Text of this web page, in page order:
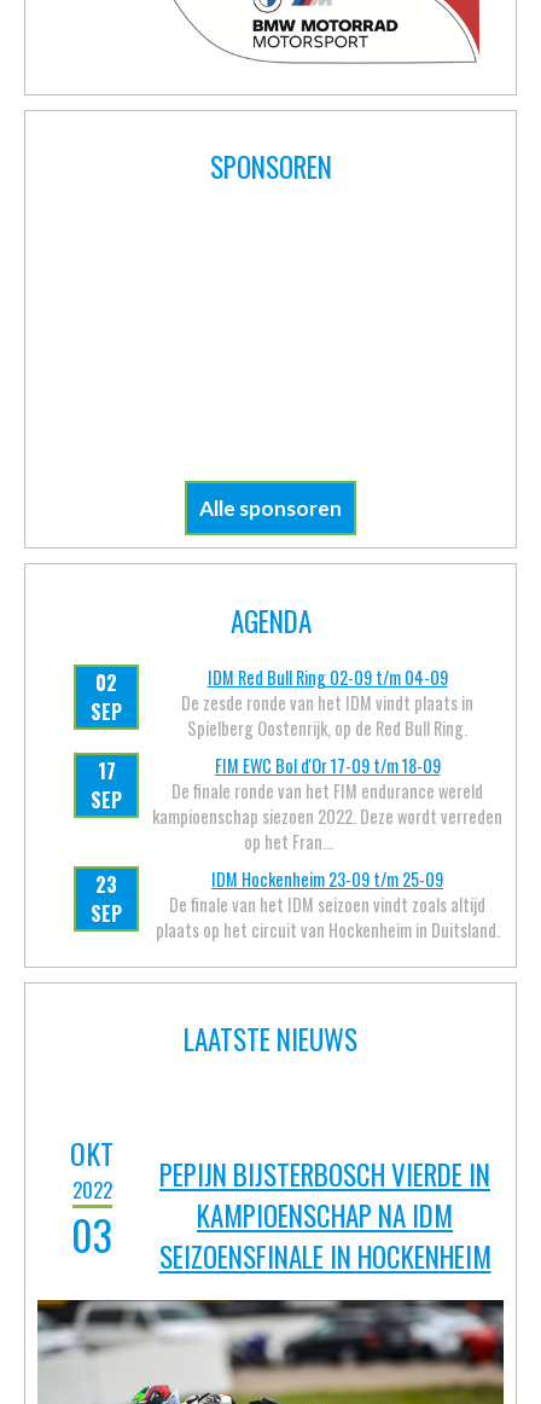
Home Coureur Team Nieuws Contact
SPONSOREN
De zesde ronde van het IDM vindt plaats in
Spielberg Oostenrijk, op de Red Bull Ring.
17
FIM EWC Bol d'Or 17-09 t/m 18-09
De finale ronde van het FIM endurance wereld
op het Fran...
23
SEP
De finale van het IDM seizoen vindt zoals altijd
plaats op het circuit van Hockenheim in Duitsland.
LAATSTE NIEUWS
OKT
2022
PEPIJN BIJSTERBOSCH VIERDE IN
KAMPIOENSCHAP NA IDM
SEIZOENSFINALE IN HOCKENHEIM